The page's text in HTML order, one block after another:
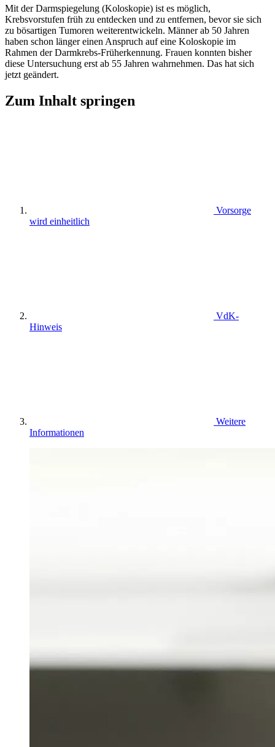
Mit der Darmspiegelung (Koloskopie) ist es möglich,
Krebsvorstufen früh zu entdecken und zu entfernen, bevor sie sich
zu bösartigen Tumoren weiterentwickeln. Männer ab 50 Jahren
haben schon länger einen Anspruch auf eine Koloskopie im
Rahmen der Darmkrebs-Früherkennung. Frauen konnten bisher
diese Untersuchung erst ab 55 Jahren wahrnehmen. Das hat sich
jetzt geändert.
Zum Inhalt springen
Vorsorge
wird einheitlich
VdK-
Hinweis
Weitere
Informationen